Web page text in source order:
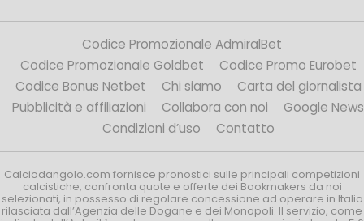
Codice Promozionale AdmiralBet
Codice Promozionale Goldbet
Codice Promo Eurobet
Codice Bonus Netbet
Chi siamo
Carta del giornalista
Pubblicità e affiliazioni
Collabora con noi
Google News
Condizioni d’uso
Contatto
Calciodangolo.com fornisce pronostici sulle principali competizioni
calcistiche, confronta quote e offerte dei Bookmakers da noi
selezionati, in possesso di regolare concessione ad operare in Italia
rilasciata dall’Agenzia delle Dogane e dei Monopoli. Il servizio, come